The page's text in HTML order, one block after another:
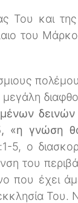
Του και
του
«η γνώση
5, ο
του
που έχει
Του.